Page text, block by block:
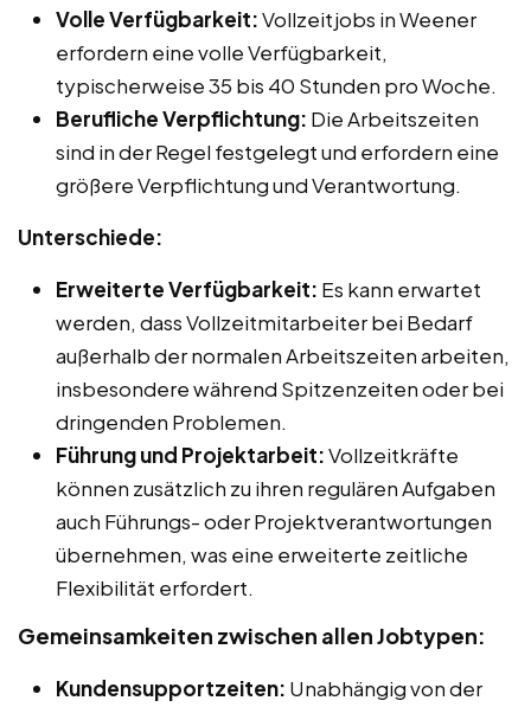
Volle Verfügbarkeit:Vollzeitjobs in Weener
erfordern eine volle Verfügbarkeit,
typischerweise 35 bis 40 Stunden pro Woche.
Berufliche Verpflichtung: Die Arbeitszeiten
sind in der Regel festgelegt und erfordern eine
größere Verpflichtung und Verantwortung.
Unterschiede:
Erweiterte Verfügbarkeit: Es kann erwartet
werden, dass Vollzeitmitarbeiter bei Bedarf
außerhalb der normalen Arbeitszeiten arbeiten,
insbesondere während Spitzenzeiten oder bei
dringenden Problemen.
Führung und Projektarbeit:Vollzeitkräfte
können zusätzlich zu ihren regulären Aufgaben
auch Führungs- oder Projektverantwortungen
übernehmen, was eine erweiterte zeitliche
Flexibilität erfordert.
Gemeinsamkeiten zwischen allen Jobtypen:
Kundensupportzeiten: Unabhängig von der